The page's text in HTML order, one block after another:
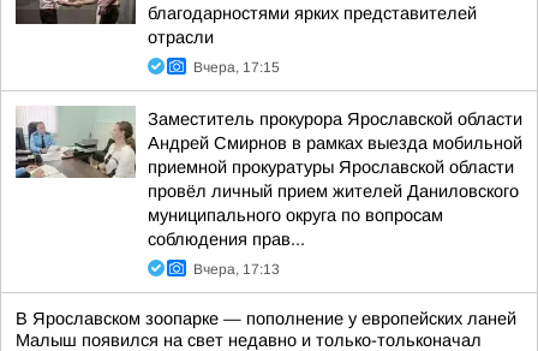
благодарностями ярких представителей
отрасли
Вчера, 17:15
Заместитель прокурора Ярославской области
Андрей Смирнов в рамках выезда мобильной
приемной прокуратуры Ярославской области
провёл личный прием жителей Даниловского
муниципального округа по вопросам
соблюдения прав...
Вчера, 17:13
В Ярославском зоопарке — пополнение у европейских ланей
Малыш появился на свет недавно и только-тольконачал